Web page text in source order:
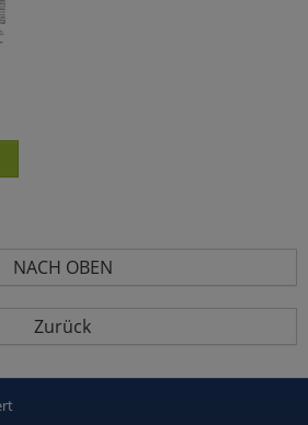
NACH OBEN
Zurück